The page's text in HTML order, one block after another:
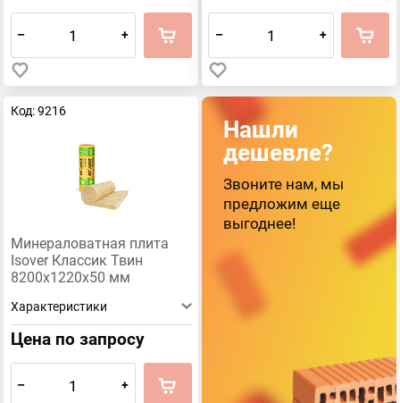
– + – +
Код: 9216
Минераловатная плита
Isover Классик Твин
8200х1220х50 мм
Характеристики
Цена по запросу
– +
Нашли
дешевле?
Звоните нам, мы
предложим еще
выгоднее!